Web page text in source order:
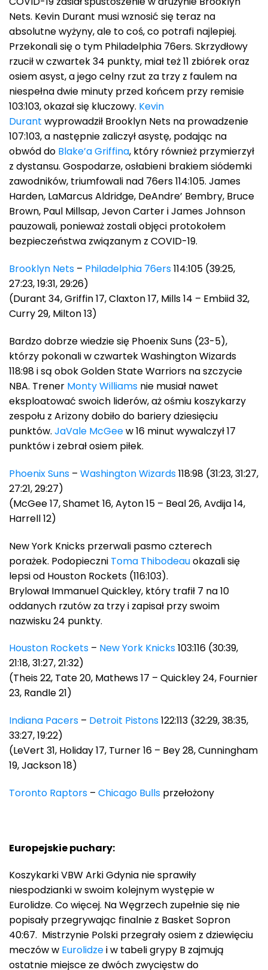
Nets. Kevin Durant musi wznosić się teraz na
absolutne wyżyny, ale to coś, co potrafi najlepiej.
Przekonali się o tym Philadelphia 76ers. Skrzydłowy
rzucił w czwartek 34 punkty, miał też 11 zbiórek oraz
osiem asyst, a jego celny rzut za trzy z faulem na
niespełna dwie minuty przed końcem przy remisie
103:103, okazał się kluczowy. Kevin
Durant wyprowadził Brooklyn Nets na prowadzenie
107:103, a następnie zaliczył asystę, podając na
obwód do Blake’a Griffina, który również przymierzył
z dystansu. Gospodarze, osłabieni brakiem siódemki
zawodników, triumfowali nad 76ers 114:105. James
Harden, LaMarcus Aldridge, DeAndre’ Bembry, Bruce
Brown, Paul Millsap, Jevon Carter i James Johnson
pauzowali, ponieważ zostali objęci protokołem
bezpieczeństwa związanym z COVID-19.
Brooklyn Nets – Philadelphia 76ers114:105 (39:25,
27:23, 19:31, 29:26)
(Durant 34, Griffin 17, Claxton 17, Mills 14 – Embiid 32,
Curry 29, Milton 13)
Bardzo dobrze wiedzie się Phoenix Suns (23-5),
którzy pokonali w czwartek Washington Wizards
118:98 i są obok Golden State Warriors na szczycie
NBA. Trener Monty Williams nie musiał nawet
eksploatować swoich liderów, aż ośmiu koszykarzy
zespołu z Arizony dobiło do bariery dziesięciu
punktów. JaVale McGeew 16 minut wywalczył 17
punktów i zebrał osiem piłek.
Phoenix Suns – Washington Wizards118:98 (31:23, 31:27,
27:21, 29:27)
(McGee 17, Shamet 16, Ayton 15 – Beal 26, Avdija 14,
Harrell 12)
New York Knicks przerwali pasmo czterech
porażek. Podopieczni Toma Thibodeauokazali się
lepsi od Houston Rockets (116:103).
Brylował Immanuel Quickley, który trafił 7 na 10
oddanych rzutów za trzy i zapisał przy swoim
nazwisku 24 punkty.
Houston Rockets – New York Knicks103:116 (30:39,
21:18, 31:27, 21:32)
(Theis 22, Tate 20, Mathews 17 – Quickley 24, Fournier
23, Randle 21)
Indiana Pacers – Detroit Pistons122:113 (32:29, 38:35,
33:27, 19:22)
(LeVert 31, Holiday 17, Turner 16 – Bey 28, Cunningham
19, Jackson 18)
Toronto Raptors – Chicago Bulls przełożony
Europejskie puchary:
Koszykarki VBW Arki Gdynia nie sprawiły
niespodzianki w swoim kolejnym występie w
Eurolidze. Co więcej. Na Węgrzech zupełnie się nie
popisały przegrywając finalnie z Basket Sopron
40:67. Mistrzynie Polski przegrały osiem z dziewięciu
meczów w Eurolidzei w tabeli grypy B zajmują
ostatnie miejsce ze dwóch zwycięstw do